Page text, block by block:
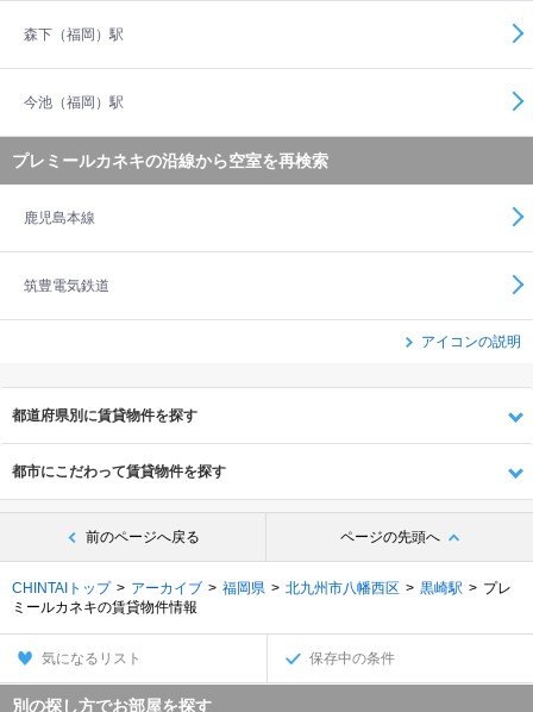
森下（福岡）駅
今池（福岡）駅
プレミールカネキの沿線から空室を再検索
鹿児島本線
筑豊電気鉄道
アイコンの説明
都道府県別に賃貸物件を探す
都市にこだわって賃貸物件を探す
前のページへ戻る ページの先頭へ
CHINTAIトップ アーカイブ 福岡県 北九州市八幡西区 黒崎駅
プレ
ミールカネキの賃貸物件情報
気になるリスト 保存中の条件
別の探し方でお部屋を探す